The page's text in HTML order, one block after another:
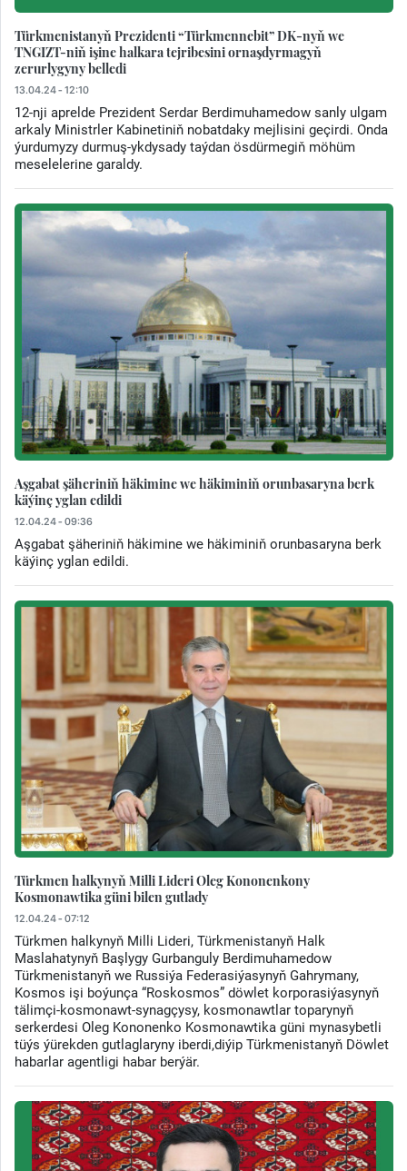
Türkmenistanyň Prezidenti “Türkmennebit” DK-nyň we
TNGIZT-niň işine halkara tejribesini ornaşdyrmagyň
zerurlygyny belledi
13.04.24 - 12:10
12-nji aprelde Prezident Serdar Berdimuhamedow sanly ulgam
arkaly Ministrler Kabinetiniň nobatdaky mejlisini geçirdi. Onda
ýurdumyzy durmuş-ykdysady taýdan ösdürmegiň möhüm
meselelerine garaldy.
Aşgabat şäheriniň häkimine we häkiminiň orunbasaryna berk
käýinç yglan edildi
12.04.24 - 09:36
Aşgabat şäheriniň häkimine we häkiminiň orunbasaryna berk
käýinç yglan edildi.
Türkmen halkynyň Milli Lideri Oleg Kononenkony
Kosmonawtika güni bilen gutlady
12.04.24 - 07:12
Türkmen halkynyň Milli Lideri, Türkmenistanyň Halk
Maslahatynyň Başlygy Gurbanguly Berdimuhamedow
Türkmenistanyň we Russiýa Federasiýasynyň Gahrymany,
Kosmos işi boýunça “Roskosmos” döwlet korporasiýasynyň
tälimçi-kosmonawt-synagçysy, kosmonawtlar toparynyň
serkerdesi Oleg Kononenko Kosmonawtika güni mynasybetli
tüýs ýürekden gutlaglaryny iberdi,diýip Türkmenistanyň Döwlet
habarlar agentligi habar berýär.